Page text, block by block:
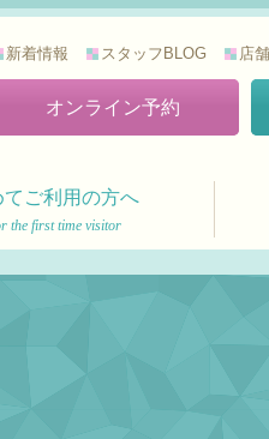
新着情報 スタッフBLOG 店
オンライン予約
てご利用の方へ
the first time visitor